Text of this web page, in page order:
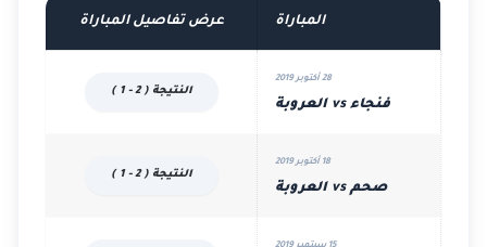
المباراة عرض تفاصيل المباراة
28 أكتوبر 2019
فنجاء vs العروبة
النتيجة ( 2 - 1 )
18 أكتوبر 2019
صحم vs العروبة
النتيجة ( 2 - 1 )